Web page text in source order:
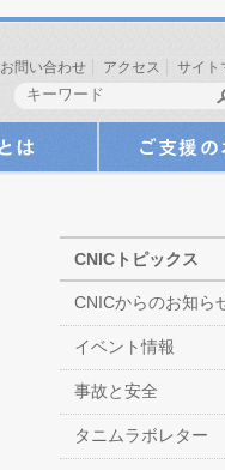
お問い合わせ アクセス サイト
CNICトピックス
CNICからのお知ら
イベント情報
事故と安全
タニムラボレター